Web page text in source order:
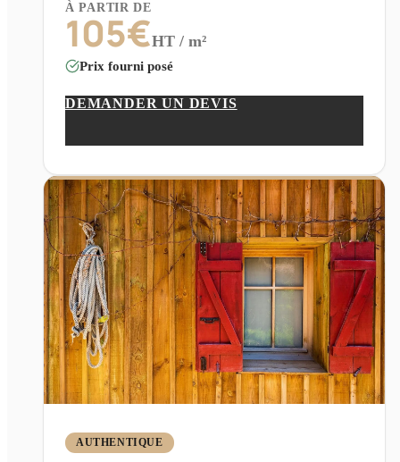
À PARTIR DE
105€HT / m²
Prix fourni posé
DEMANDER UN DEVIS
AUTHENTIQUE